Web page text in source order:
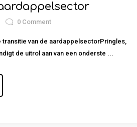
0Comment
transitie van de aardappelsectorPringles,
de uitrol aan van een onderste ...